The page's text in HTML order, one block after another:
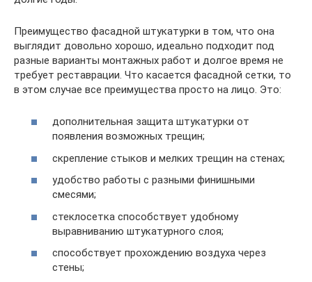
Преимущество фасадной штукатурки в том, что она
выглядит довольно хорошо, идеально подходит под
разные варианты монтажных работ и долгое время не
требует реставрации. Что касается фасадной сетки, то
в этом случае все преимущества просто на лицо. Это:
дополнительная защита штукатурки от
появления возможных трещин;
скрепление стыков и мелких трещин на стенах;
удобство работы с разными финишными
смесями;
стеклосетка способствует удобному
выравниванию штукатурного слоя;
способствует прохождению воздуха через
стены;